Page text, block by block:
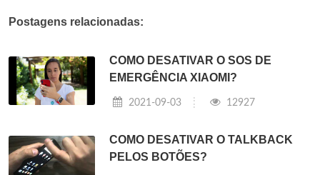
Postagens relacionadas:
COMO DESATIVAR O SOS DE
EMERGÊNCIA XIAOMI?
2021-09-03 12927
COMO DESATIVAR O TALKBACK
PELOS BOTÕES?